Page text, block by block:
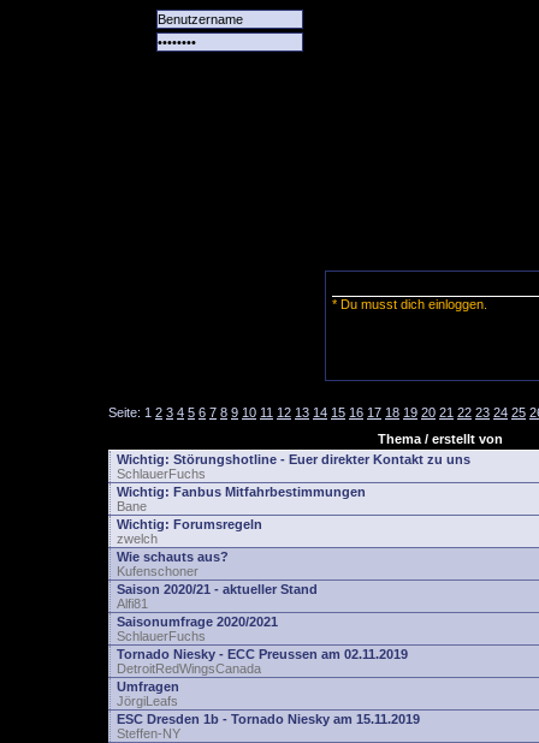
* Du musst dich einloggen.
Seite: 1 2 3 4 5 6 7 8 9 10 11 12 13 14 15 16 17 18 19 20 21 22 23 24 25
Thema / erstellt von
Wichtig: Störungshotline - Euer direkter Kontakt zu uns
SchlauerFuchs
Wichtig: Fanbus Mitfahrbestimmungen
Bane
Wichtig: Forumsregeln
zwelch
Wie schauts aus?
Kufenschoner
Saison 2020/21 - aktueller Stand
Alfi81
Saisonumfrage 2020/2021
SchlauerFuchs
Tornado Niesky - ECC Preussen am 02.11.2019
DetroitRedWingsCanada
Umfragen
JörgiLeafs
ESC Dresden 1b - Tornado Niesky am 15.11.2019
Steffen-NY